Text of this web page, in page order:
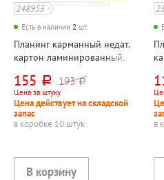
248953
Есть в наличии 2 шт.
Планинг карманный недат.
картон ламинированный,
64л, 170мм*95мм, в
твердом переплете,
цветной, белый блок,
мягкое покрытие (soft t
155 руб. 193 руб.
Цена за штуку
Цена действует на складской
запас
в коробке 10 штук
в